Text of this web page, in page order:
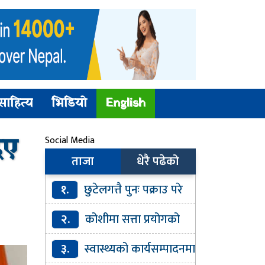
भिडियो English
Social Media
ताजा
धेरै पढेको
१.
छुटेलगत्तै पुनः पक्राउ परे
अभिषेक गिरी
२.
कोशीमा सत्ता प्रयोगको
निरन्तर खेल
३.
स्वास्थ्यको कार्यसम्पादनमा